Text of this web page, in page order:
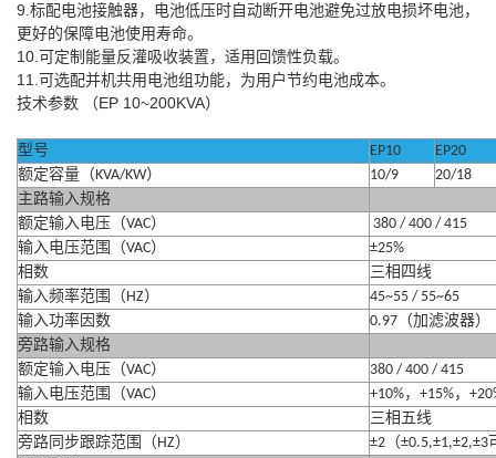
9. 标配电池接触器，电池低压时自动断开电池避免过放电损坏电池，
更好的保障电池使用寿命。
10. 可定制能量反灌吸收装置，适用回馈性负载。
11. 可选配并机共用电池组功能，为用户节约电池成本。
技术参数
（EP 10~200KVA）
型号 EP10
EP20
额定容量（KVA/KW） 10/9
20/18
主路输入规格
额定输入电压（VAC）
380 / 400 / 415
输入电压范围（VAC）
±25%
相数
三相四线
输入频率范围（HZ）
45~55 / 55~65
输入功率因数
0.97 （加滤波器）
旁路输入规格
额定输入电压（VAC）
380 / 400 / 415
输入电压范围（VAC） +10%， +15%，
相数
三相五线
旁路同步跟踪范围（HZ） ±2 （±0.5,±1,±2,±3